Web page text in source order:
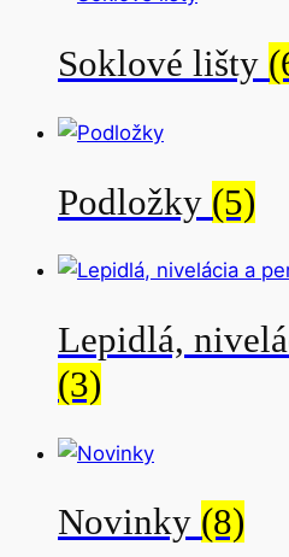
Soklové lišty
Podložky (5)
Lepidlá,
(3)
Novinky (8)